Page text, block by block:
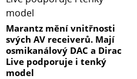
Marantz mění vnitřnosti
svých AV receiverů. Mají
osmikanálový DAC a Dirac
Live podporuje i tenký
model